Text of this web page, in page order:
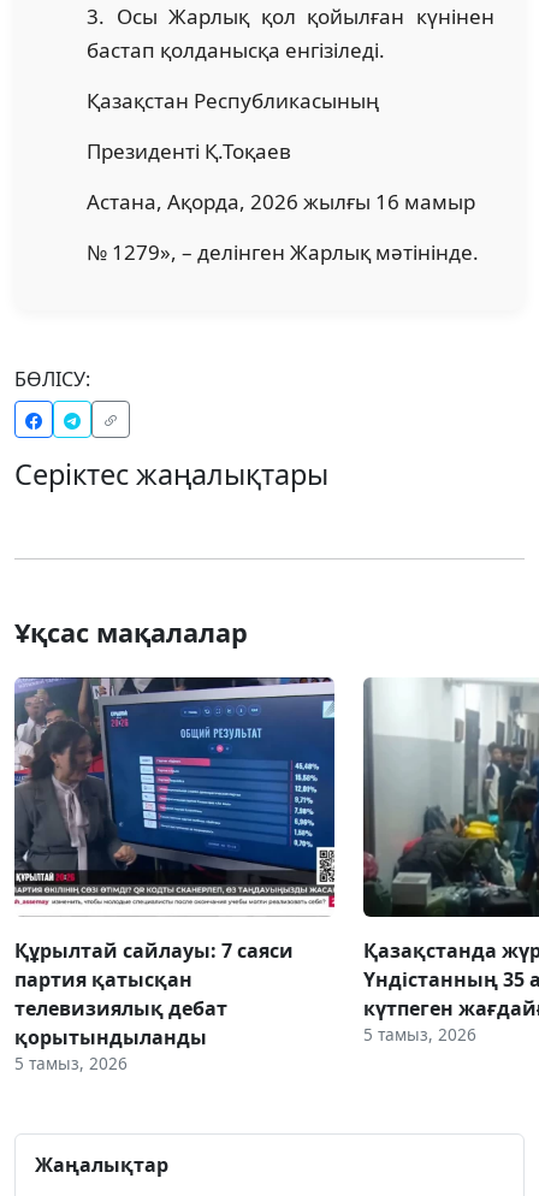
3. Осы Жарлық қол қойылған күнінен
бастап қолданысқа енгізіледі.
Қазақстан Республикасының
Президенті Қ.Тоқаев
Астана, Ақорда, 2026 жылғы 16 мамыр
№ 1279», – делінген Жарлық мәтінінде.
БӨЛІСУ:
Серіктес жаңалықтары
Ұқсас мақалалар
Құрылтай сайлауы: 7 саяси
партия қатысқан
телевизиялық дебат
қорытындыланды
5 тамыз, 2026
Қазақстанда
Үндістанның 35
күтпеген
5 тамыз, 2026
Жаңалықтар